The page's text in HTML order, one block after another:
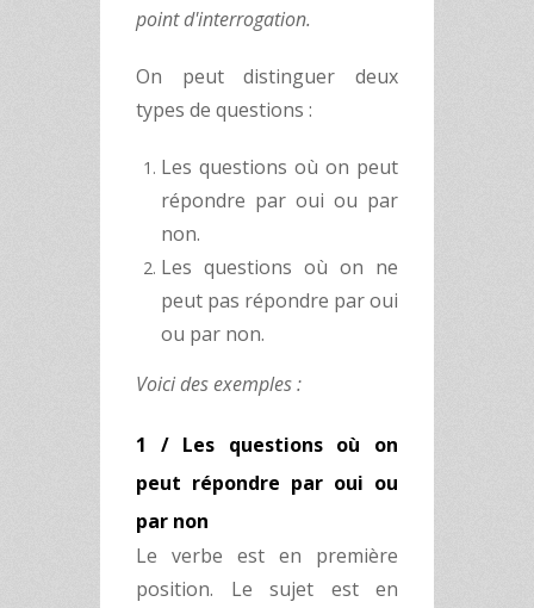
point d'interrogation.
On peut distinguer deux
types de questions :
Les questions où on peut
répondre par oui ou par
non.
Les questions où on ne
peut pas répondre par oui
ou par non.
Voici des exemples :
1 / Les questions où on
peut répondre par oui ou
par non
Le verbe est en première
position. Le sujet est en